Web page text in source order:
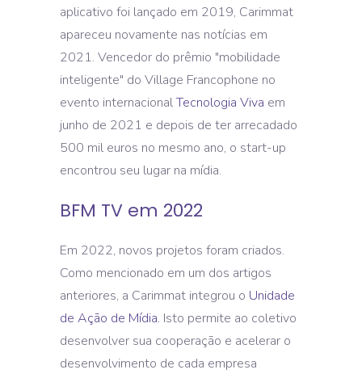
aplicativo foi lançado em 2019, Carimmat
apareceu novamente nas notícias em
2021. Vencedor do prêmio "mobilidade
inteligente" do Village Francophone no
evento internacionalTecnologia Viva em
junho de 2021 e depois de ter arrecadado
500 mil euros no mesmo ano, o start-up
encontrou seu lugar na mídia.
BFM TV em 2022
Em 2022, novos projetos foram criados.
Como mencionado em um dos artigos
anteriores, a Carimmat integrou o Unidade
de Ação de Mídia. Isto permite ao coletivo
desenvolver sua cooperação e acelerar o
desenvolvimento de cada empresa